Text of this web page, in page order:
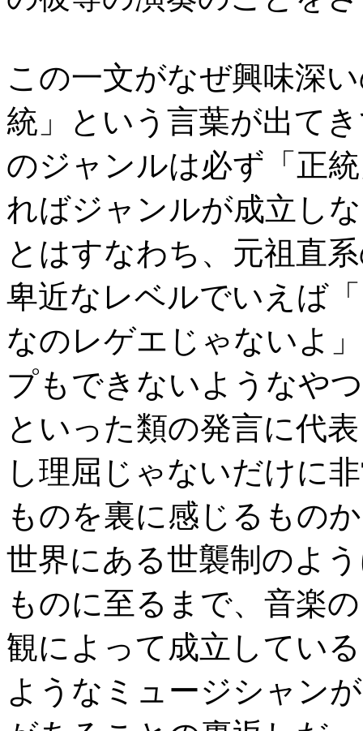
この一文がなぜ興味深
統」という言葉が出て
のジャンルは必ず「正
ればジャンルが成立し
とはすなわち、元祖直
卑近なレベルでいえば
なのレゲエじゃないよ
プもできないようなや
といった類の発言に代
し理屈じゃないだけに
ものを裏に感じるもの
世界にある世襲制のよ
ものに至るまで、音楽
観によって成立してい
ようなミュージシャン